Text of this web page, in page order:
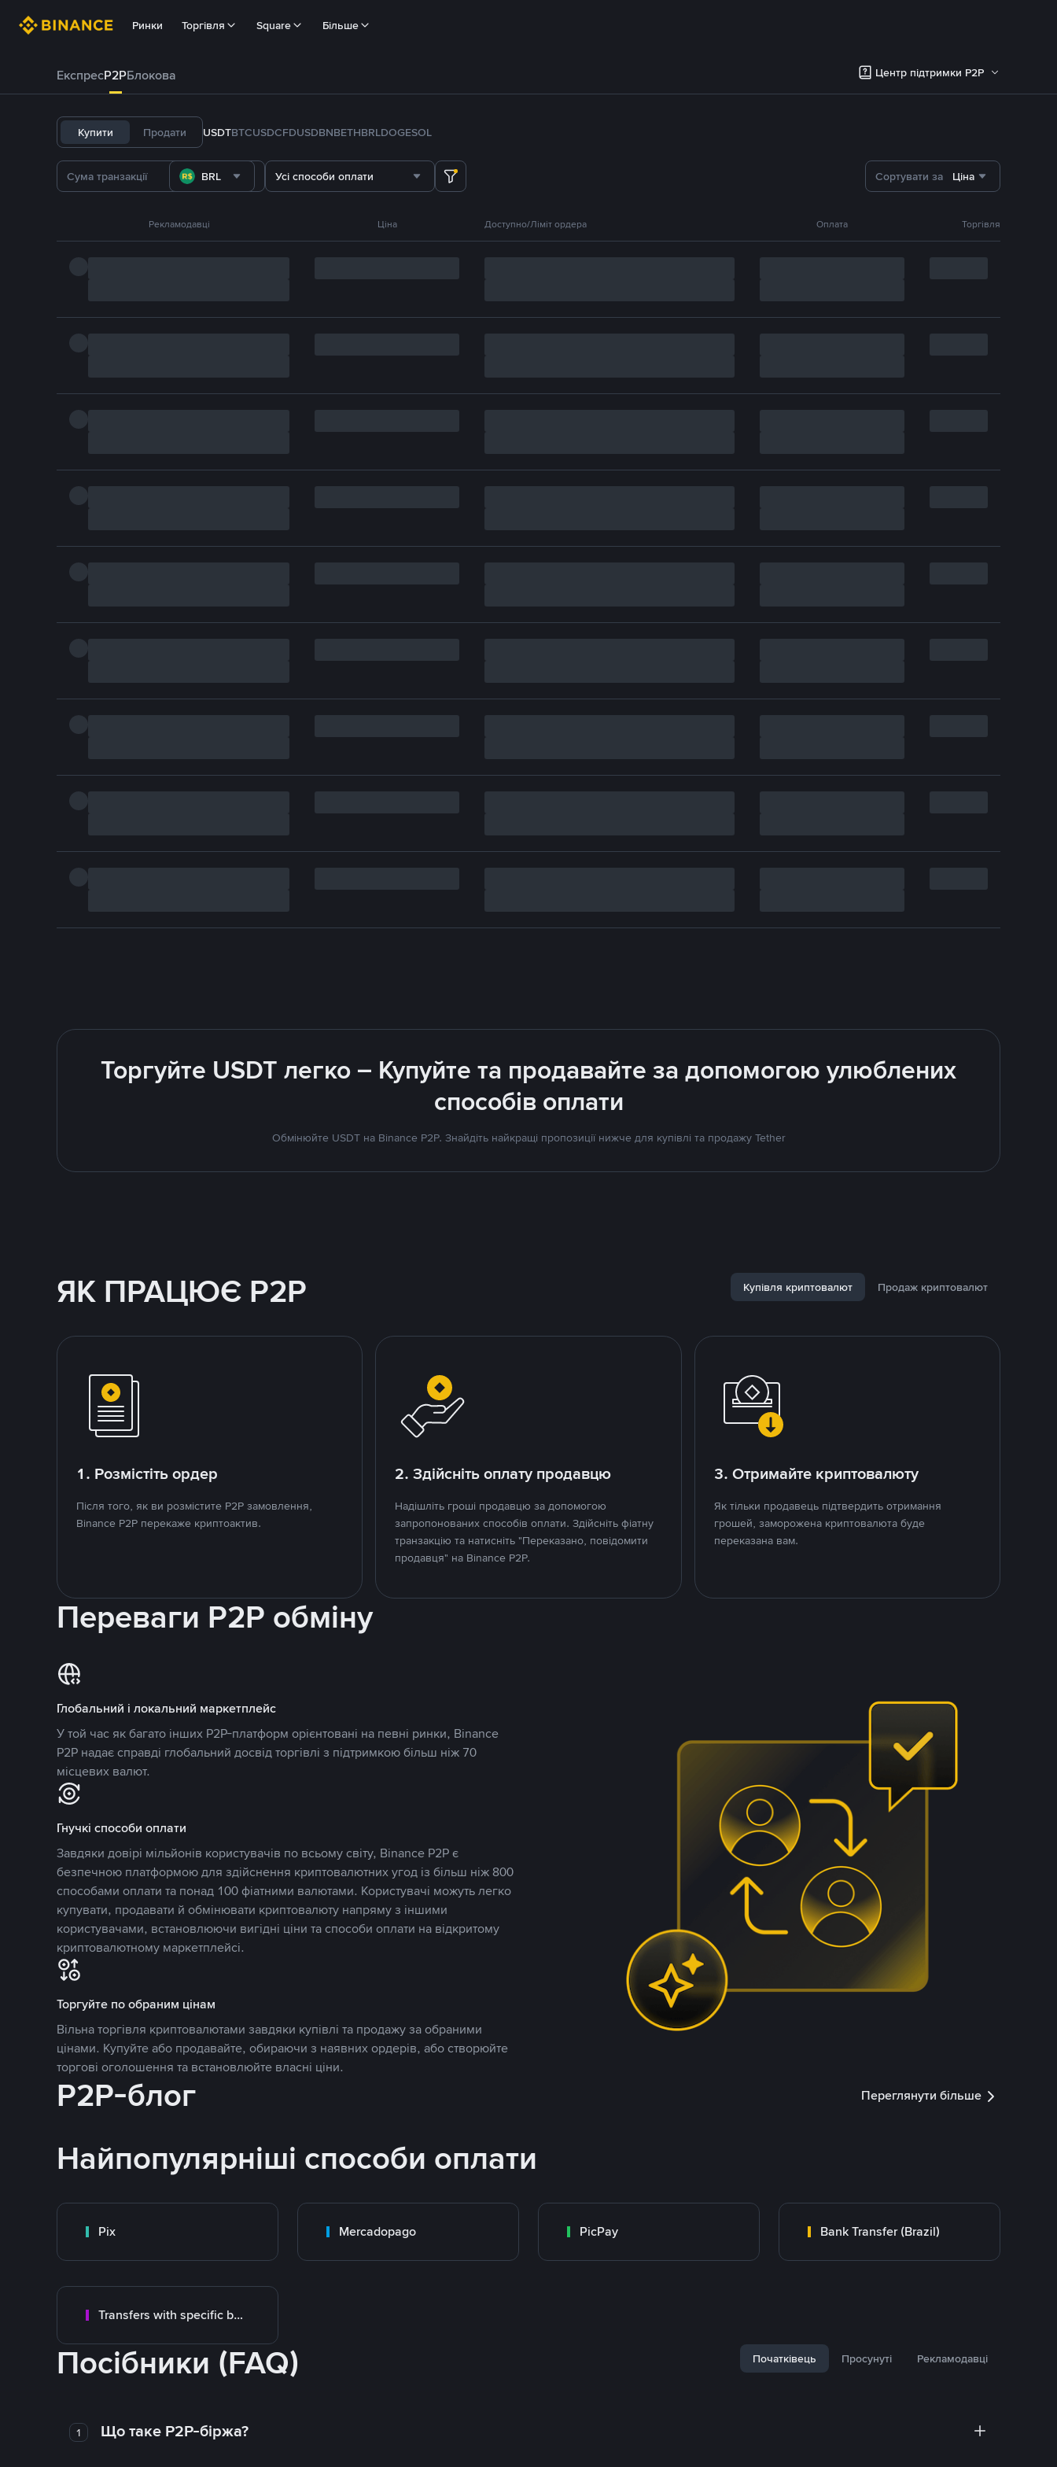
Ринки Торгівля Square Більше
ЕкспресP2PБлокова Центр підтримки P2P
Купити Продати USDTBTCUSDCFDUSDBNBETHBRLDOGESOL
BRL Усі способи оплати Сортувати за Ціна
Рекламодавці Ціна Доступно/Ліміт ордера Оплата Торгівля
Торгуйте USDT легко – Купуйте та продавайте за допомогою улюблених
способів оплати
Обмінюйте USDT на Binance P2P. Знайдіть найкращі пропозиції нижче для купівлі та продажу Tether
ЯК ПРАЦЮЄ P2P Купівля криптовалют Продаж криптовалют
1. Розмістіть ордер
Після того, як ви розмістите P2P замовлення,
Binance P2P перекаже криптоактив.
2. Здійсніть оплату продавцю
Надішліть гроші продавцю за допомогою
запропонованих способів оплати. Здійсніть фіатну
транзакцію та натисніть "Переказано, повідомити
продавця" на Binance P2P.
3. Отримайте криптовалюту
Як тільки продавець підтвердить отримання
грошей, заморожена криптовалюта буде
переказана вам.
Переваги P2P обміну
Глобальний і локальний маркетплейс
У той час як багато інших P2P-платформ орієнтовані на певні ринки, Binance
P2P надає справді глобальний досвід торгівлі з підтримкою більш ніж 70
місцевих валют.
Гнучкі способи оплати
Завдяки довірі мільйонів користувачів по всьому світу, Binance P2P є
безпечною платформою для здійснення криптовалютних угод із більш ніж 800
способами оплати та понад 100 фіатними валютами. Користувачі можуть легко
купувати, продавати й обмінювати криптовалюту напряму з іншими
користувачами, встановлюючи вигідні ціни та способи оплати на відкритому
криптовалютному маркетплейсі.
Торгуйте по обраним цінам
Вільна торгівля криптовалютами завдяки купівлі та продажу за обраними
цінами. Купуйте або продавайте, обираючи з наявних ордерів, або створюйте
торгові оголошення та встановлюйте власні ціни.
P2P-блог Переглянути більше
Найпопулярніші способи оплати
Pix Mercadopago PicPay Bank Transfer (Brazil)
Transfers with specific bank
Посібники (FAQ) Початківець Просунуті Рекламодавці
1 Що таке P2P-біржа?